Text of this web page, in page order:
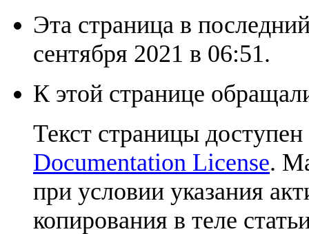
Эта страница в
сентября 2021 в 06:51.
К этой странице
Текст страницы
Documentation License.
при условии указания
копирования в теле